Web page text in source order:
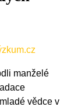
manželé
vědce v